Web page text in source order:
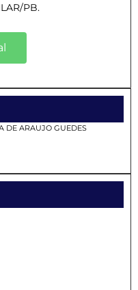
PB.
DE ARAUJO GUEDES